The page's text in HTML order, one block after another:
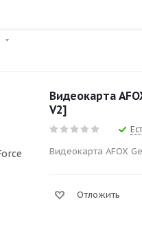
Видеокарта
V2]
Видеокарта AFOX
Отложить